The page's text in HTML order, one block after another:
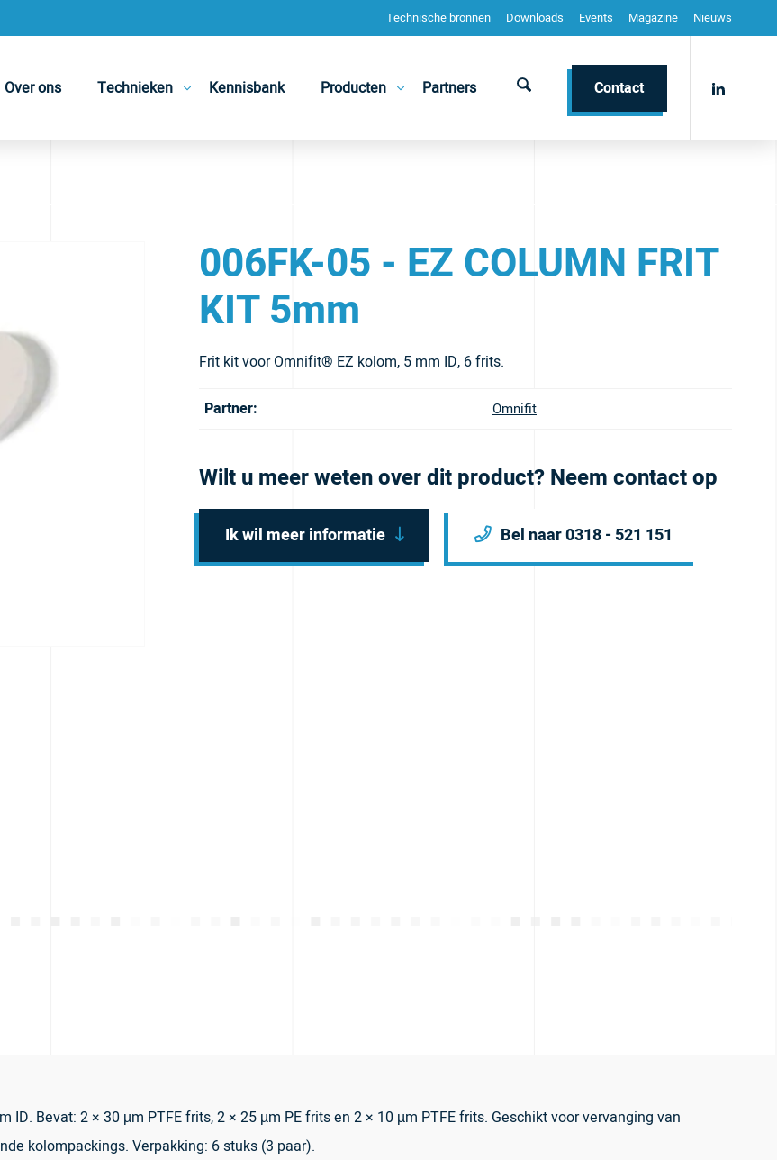
Technische bronnen Downloads Events Magazine Nieuws
Over ons Technieken Kennisbank Producten Partners Contact
006FK-05 - EZ COLUMN FRIT
KIT 5mm
Frit kit voor Omnifit® EZ kolom, 5 mm ID, 6 frits.
Partner: Omnifit
Wilt u meer weten over dit product? Neem contact op
Ik wil meer informatie Bel naar 0318 - 521 151
Bevat: 2 × 30 µm PTFE frits, 2 × 25 µm PE frits en 2 × 10 µm PTFE frits. Geschikt voor vervanging van
kolompackings. Verpakking: 6 stuks (3 paar).